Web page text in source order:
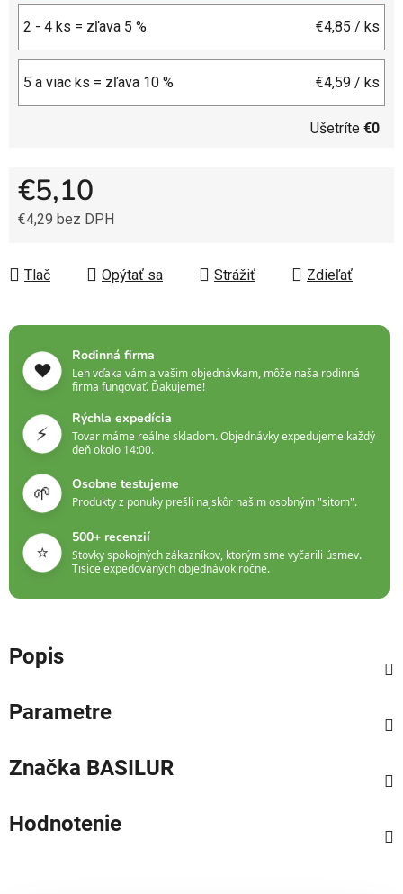
2 - 4 ks = zľava 5 % €4,85 / ks
5 a viac ks = zľava 10 % €4,59 / ks
Ušetríte €0
€5,10
€4,29 bez DPH
Tlač
Opýtať sa Strážiť Zdieľať
❤️
Rodinná firma
Len vďaka vám a vašim objednávkam, môže naša rodinná
firma fungovať. Ďakujeme!
⚡
Rýchla expedícia
Tovar máme reálne skladom. Objednávky expedujeme každý
deň okolo 14:00.
🌱 Osobne testujeme
Produkty z ponuky prešli najskôr našim osobným "sitom".
⭐
500+ recenzií
Stovky spokojných zákazníkov, ktorým sme vyčarili úsmev.
Tisíce expedovaných objednávok ročne.
Popis
Parametre
Značka BASILUR
Hodnotenie